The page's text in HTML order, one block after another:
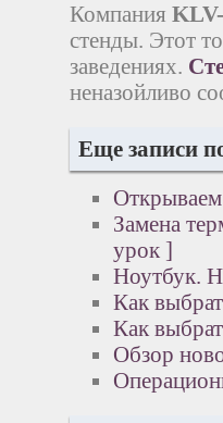
Компания
стенды. Этот
заведениях.
неназойливо
Еще записи
Замена
урок ]
Ноутбук.
Как
Как
Обзор